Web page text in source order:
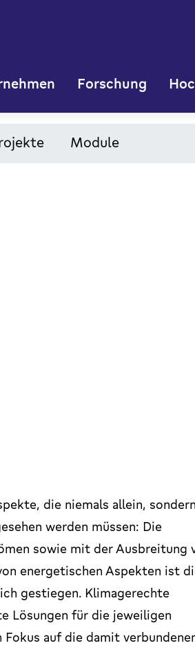
Forschung
Module
die niemals allein, sondern
werden müssen: Die
sowie mit der Ausbreitung
energetischen Aspekten ist
gestiegen. Klimagerechte
Lösungen für die jeweiligen
auf die damit